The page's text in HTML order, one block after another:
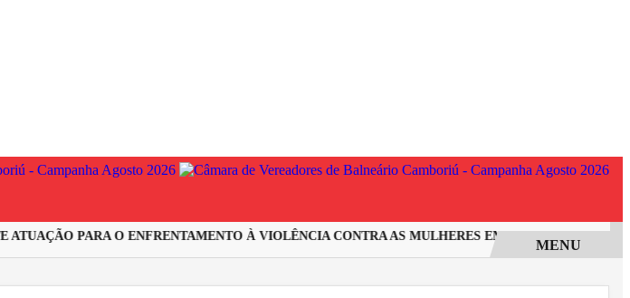
PARA O ENFRENTAMENTO À VIOLÊNCIA CONTRA AS MULHERES EM SANTA CATARINA
MENU